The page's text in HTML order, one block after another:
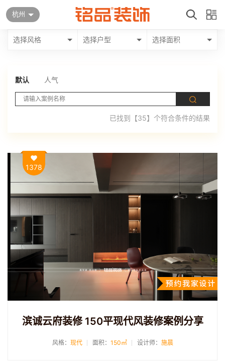
杭州
选择风格 选择户型 选择面积
默认 人气
已找到【35】个符合条件的结果
1378
滨诚云府装修 150平现代风装修案例分享
风格： 现代 面积： 150㎡ 设计师： 施晨